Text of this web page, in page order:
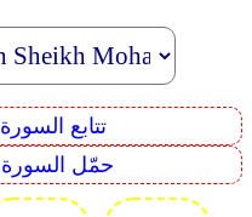
Surah Sequence تتابع السورة
Download Surah حمّل السورة